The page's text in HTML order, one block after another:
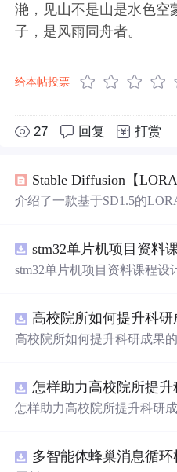
滟，见山不是山是水色空
子，是风雨同舟者。
给本帖投票
27 回复 打赏
介绍了一款基于SD1.5的
同水果的提示词。
stm32单片机项目资料课程设
高校院所如何提升科研成果
怎样助力高校院所提
怎样助力高校院所提升科研